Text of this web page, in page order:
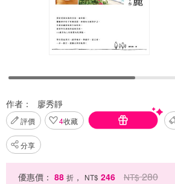
作者： 廖秀靜
評價 4收藏
分享
優惠價： 88 折 ， NT$ 246 NT$ 280